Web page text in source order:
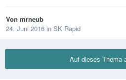
Von mrneub
24. Juni 2016 in SK Rapid
Auf dieses Thema